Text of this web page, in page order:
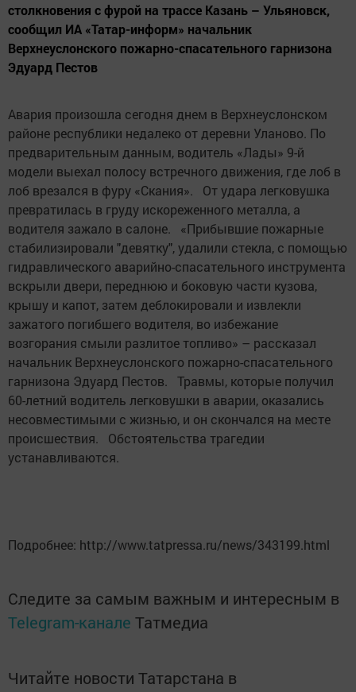
столкновения с фурой на трассе Казань – Ульяновск,
сообщил ИА «Татар-информ» начальник
Верхнеуслонского пожарно-спасательного гарнизона
Эдуард Пестов
Авария произошла сегодня днем в Верхнеуслонском
районе республики недалеко от деревни Уланово. По
предварительным данным, водитель «Лады» 9-й
модели выехал полосу встречного движения, где лоб в
лоб врезался в фуру «Скания». От удара легковушка
превратилась в груду искореженного металла, а
водителя зажало в салоне. «Прибывшие пожарные
стабилизировали "девятку", удалили стекла, с помощью
гидравлического аварийно-спасательного инструмента
вскрыли двери, переднюю и боковую части кузова,
крышу и капот, затем деблокировали и извлекли
зажатого погибшего водителя, во избежание
возгорания смыли разлитое топливо» – рассказал
начальник Верхнеуслонского пожарно-спасательного
гарнизона Эдуард Пестов. Травмы, которые получил
60-летний водитель легковушки в аварии, оказались
несовместимыми с жизнью, и он скончался на месте
происшествия. Обстоятельства трагедии
устанавливаются.
Подробнее: http://www.tatpressa.ru/news/343199.html
Следите за самым важным и интересным в
Telegram-канале Татмедиа
Читайте новости Татарстана в